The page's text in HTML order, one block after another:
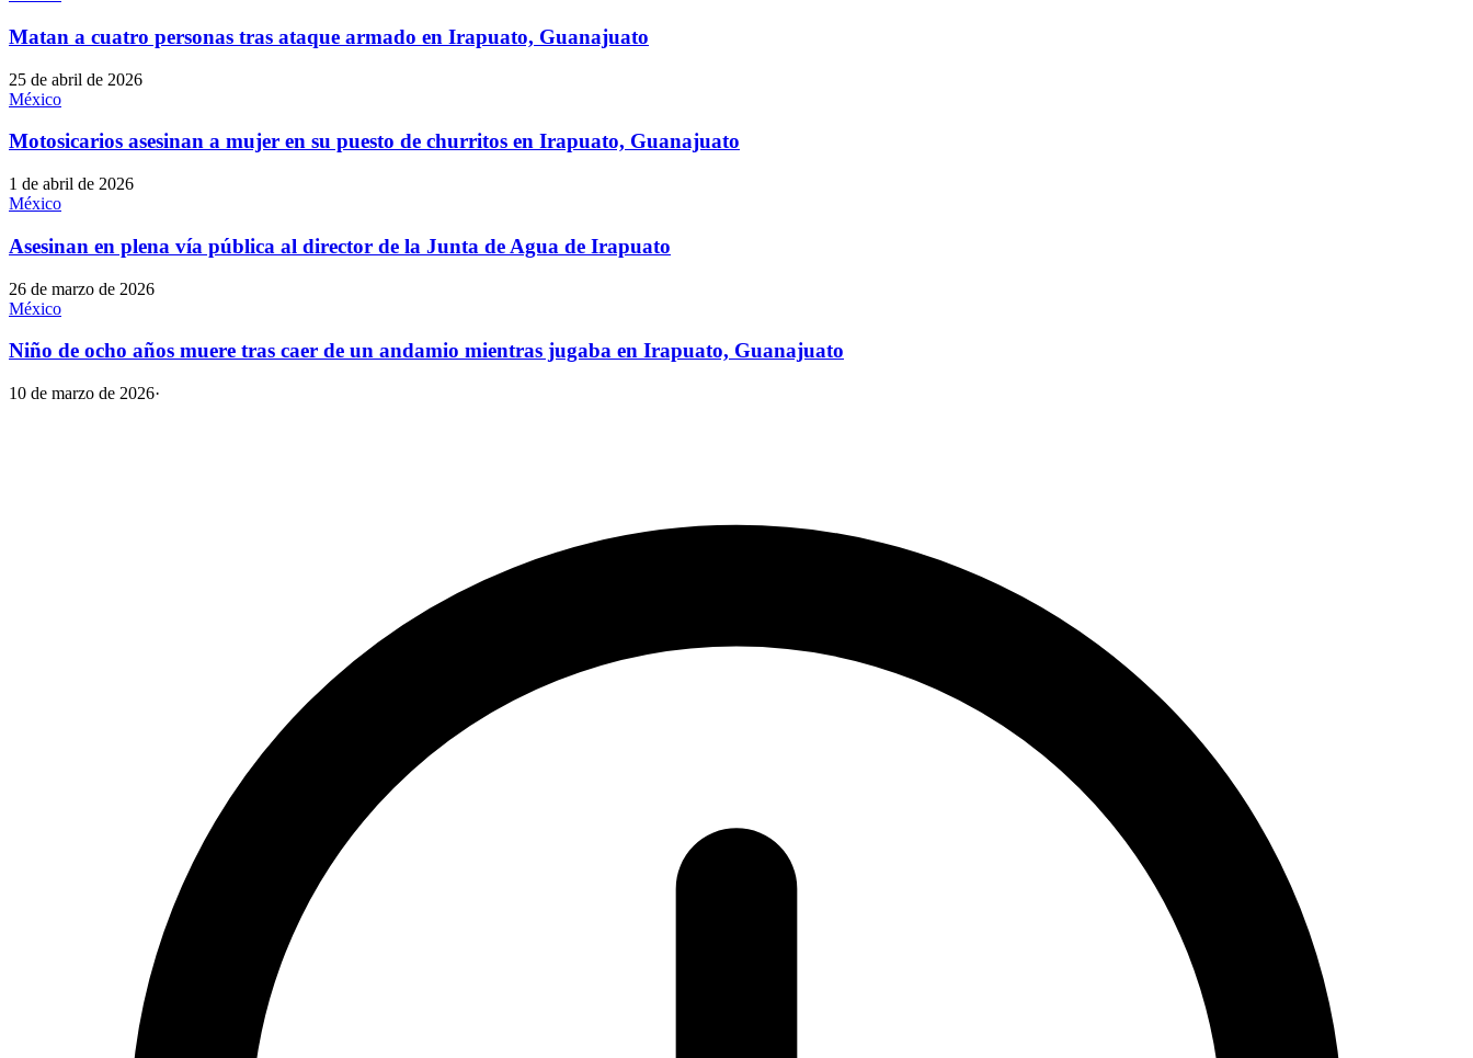
Matan a cuatro personas tras ataque armado en Irapuato, Guanajuato
25 de abril de 2026
México
Motosicarios asesinan a mujer en su puesto de churritos en Irapuato, Guanajuato
1 de abril de 2026
México
Asesinan en plena vía pública al director de la Junta de Agua de Irapuato
26 de marzo de 2026
México
Niño de ocho años muere tras caer de un andamio mientras jugaba en Irapuato, Guanajuato
10 de marzo de 2026·